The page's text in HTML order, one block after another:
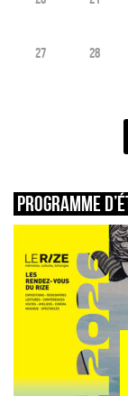
27 28
Programme